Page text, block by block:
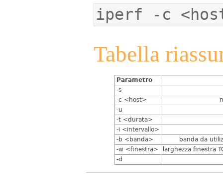
iperf -c
Tabella
Parametro
-s
-c <host>
-u
-t <durata>
-i <intervallo>
-b <banda>
banda da
-w <finestra>
larghezza finestra
-d